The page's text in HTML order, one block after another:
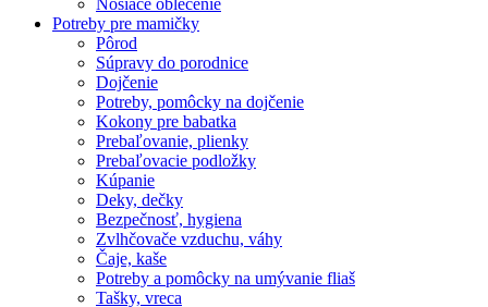
Potreby pre mamičky
Pôrod
Súpravy do porodnice
Dojčenie
Potreby, pomôcky na dojčenie
Kokony pre babatka
Prebaľovanie, plienky
Prebaľovacie podložky
Kúpanie
Deky, dečky
Bezpečnosť, hygiena
Zvlhčovače vzduchu, váhy
Čaje, kaše
Potreby a pomôcky na umývanie fliaš
Tašky, vreca